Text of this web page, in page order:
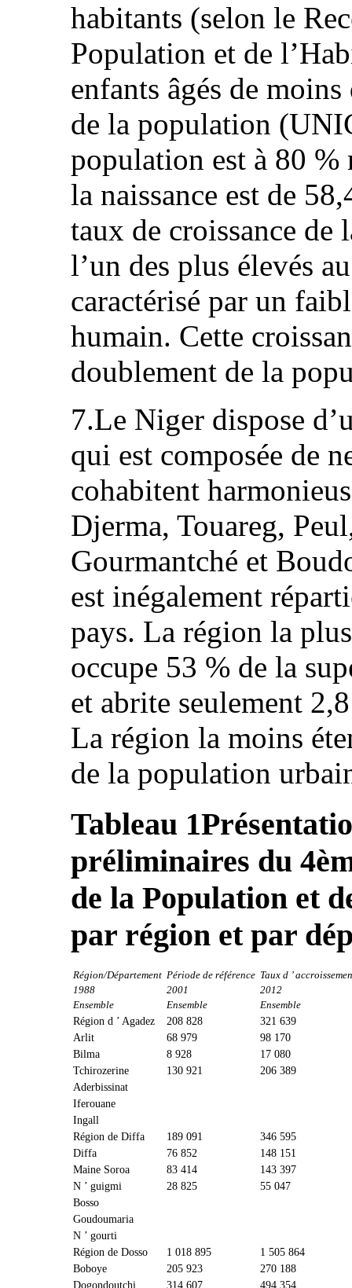
habitants (selon le
Population et de
enfants âgés de
de la population
population est à 80 %
la naissance est de
taux de croissance
l’un des plus élevés
caractérisé par un
humain. Cette
doublement de la
7.Le Niger dispose
qui est composée de
cohabitent
Djerma, Touareg,
Gourmantché et
est inégalement
pays. La région la
occupe 53 % de la
et abrite seulement
La région la moins
de la population
Tableau 1
préliminaires du
de la Population et
par région et par
Région/Département Période de référence Taux d ’
1988
2001
2012
Ensemble
Ensemble Ensemble
Région d ’ Agadez 208 828
321 639
Arlit
68 979
98 170
Bilma
8 928
17 080
Tchirozerine
130 921
206 389
Aderbissinat
Iferouane
Ingall
Région de Diffa
189 091
346 595
Diffa
76 852
148 151
Maine Soroa
83 414
143 397
N ’ guigmi
28 825
55 047
Bosso
Goudoumaria
N ’ gourti
Région de Dosso
1 018 895
1 505 864
Boboye
205 923
270 188
Dogondoutchi
314 607 494 354